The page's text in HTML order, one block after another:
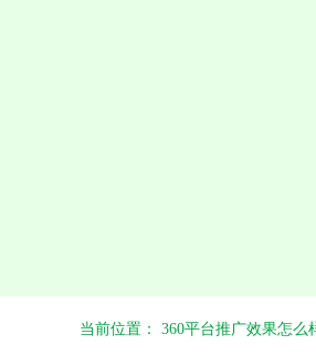
当前位置： 360平台推广效果怎么